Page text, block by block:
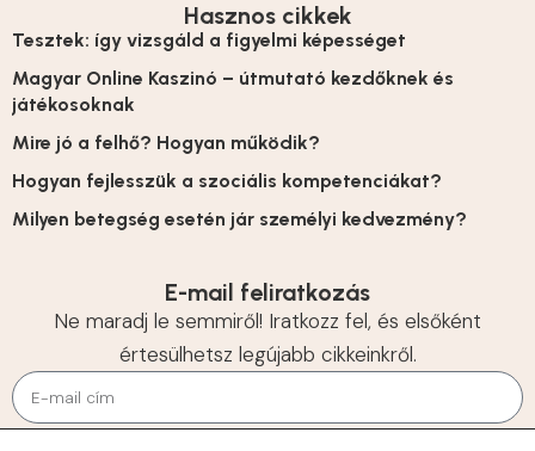
Hasznos cikkek
Tesztek: így vizsgáld a figyelmi képességet
Magyar Online Kaszinó – útmutató kezdőknek és
játékosoknak
Mire jó a felhő? Hogyan működik?
Hogyan fejlesszük a szociális kompetenciákat?
Milyen betegség esetén jár személyi kedvezmény?
E-mail feliratkozás
Ne maradj le semmiről! Iratkozz fel, és elsőként
értesülhetsz legújabb cikkeinkről.